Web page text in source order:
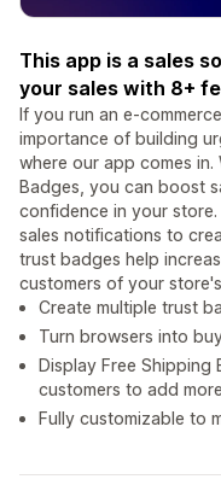
This app is a sales
your sales with 8+
If you run an e-
importance of building
where our app comes in.
Badges, you can boost
confidence in your
sales notifications to
trust badges help
customers of your
Create multiple trust
Turn browsers into
Display Free
customers to add
Fully customizable to